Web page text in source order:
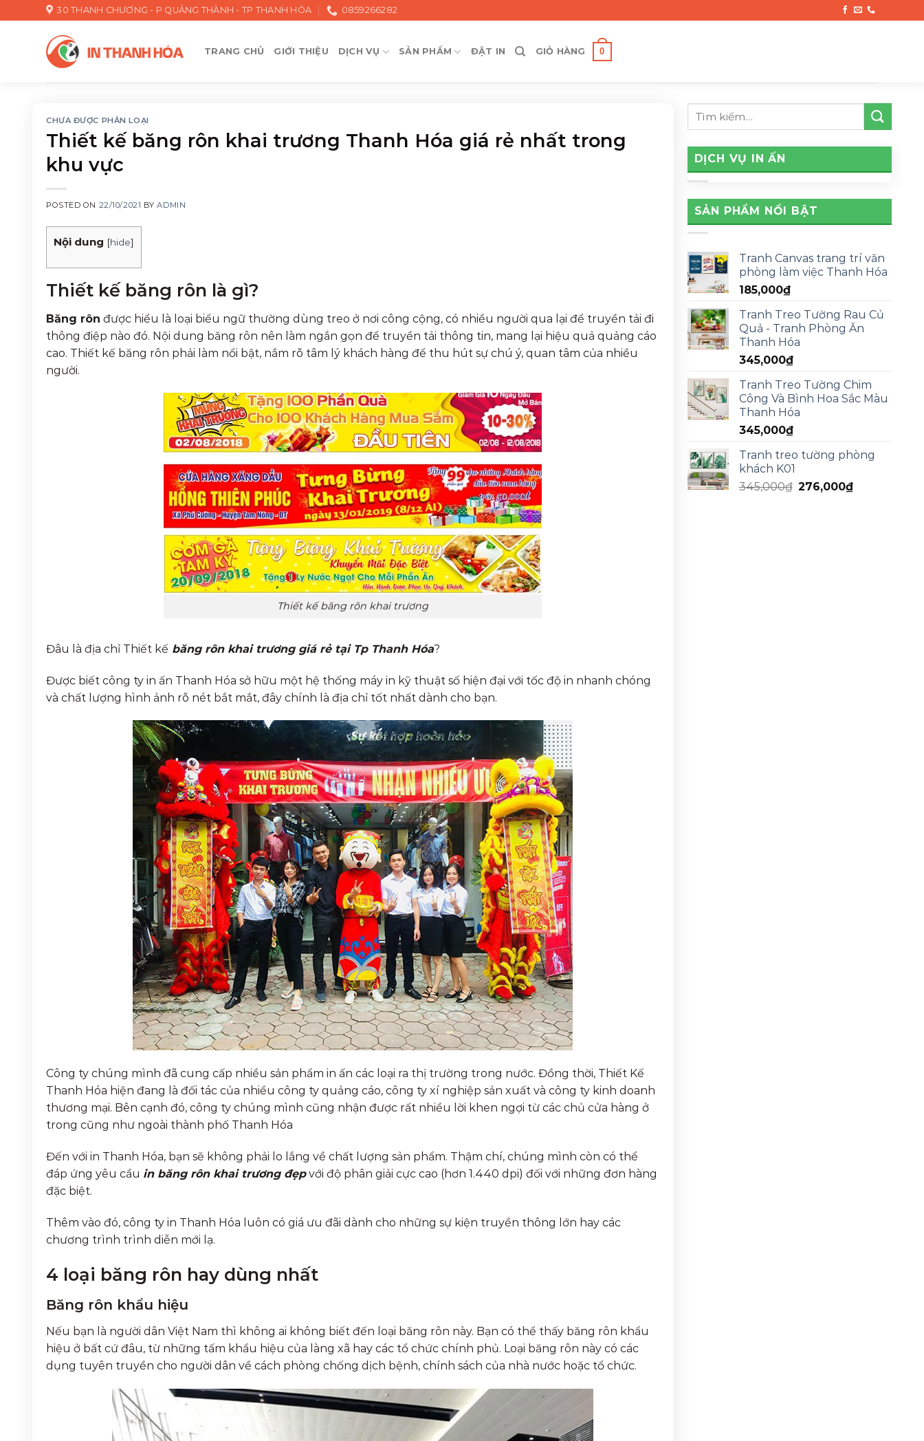
to
30 THANH CHƯƠNG - P QUẢNG THÀNH - TP THANH HÓA 0859266282
TRANG CHỦ GIỚI THIỆU DỊCH VỤ SẢN PHẨM ĐẶT IN GIỎ HÀNG 0
CHƯA ĐƯỢC PHÂN LOẠI
Thiết kế băng rôn khai trương Thanh Hóa giá rẻ nhất trong
khu vực
POSTED ON 22/10/2021 BYADMIN
Nội dung [hide]
Thiết kế băng rôn là gì?
Băng rôn được hiểu là loại biểu ngữ thường dùng treo ở nơi công cộng, có nhiều người qua lại để truyền tải đi
thông điệp nào đó. Nội dung băng rôn nên làm ngắn gọn để truyền tải thông tin, mang lại hiệu quả quảng cáo
cao. Thiết kế băng rôn phải làm nổi bật, nắm rõ tâm lý khách hàng để thu hút sự chú ý, quan tâm của nhiều
người.
Thiết kế băng rôn khai trương
Đâu là địa chỉ Thiết kế băng rôn khai trương giá rẻ tại Tp Thanh Hóa?
Được biết công ty in ấn Thanh Hóa sở hữu một hệ thống máy in kỹ thuật số hiện đại với tốc độ in nhanh chóng
và chất lượng hình ảnh rõ nét bắt mắt, đây chính là địa chỉ tốt nhất dành cho bạn.
Công ty chúng mình đã cung cấp nhiều sản phẩm in ấn các loại ra thị trường trong nước. Đồng thời, Thiết Kế
Thanh Hóa hiện đang là đối tác của nhiều công ty quảng cáo, công ty xí nghiệp sản xuất và công ty kinh doanh
thương mại. Bên cạnh đó, công ty chúng mình cũng nhận được rất nhiều lời khen ngợi từ các chủ cửa hàng ở
trong cũng như ngoài thành phố Thanh Hóa
Đến với in Thanh Hóa, bạn sẽ không phải lo lắng về chất lượng sản phẩm. Thậm chí, chúng mình còn có thể
đáp ứng yêu cầu in băng rôn khai trương đẹpvới độ phân giải cực cao (hơn 1.440 dpi) đối với những đơn hàng
đặc biệt.
Thêm vào đó, công ty in Thanh Hóa luôn có giá ưu đãi dành cho những sự kiện truyền thông lớn hay các
chương trình trình diễn mới lạ.
4 loại băng rôn hay dùng nhất
Băng rôn khẩu hiệu
Nếu bạn là người dân Việt Nam thì không ai không biết đến loại băng rôn này. Bạn có thể thấy băng rôn khẩu
hiệu ở bất cứ đâu, từ những tấm khẩu hiệu của làng xã hay các tổ chức chính phủ. Loại băng rôn này có các
dụng tuyên truyền cho người dân về cách phòng chống dịch bệnh, chính sách của nhà nước hoặc tổ chức.
DỊCH VỤ IN ẤN
SẢN PHẨM NỔI BẬT
Tranh Canvas trang trí văn
phòng làm việc Thanh Hóa
185,000₫
Tranh Treo Tường Rau Củ
Quả - Tranh Phòng Ăn
Thanh Hóa
345,000₫
Tranh Treo Tường Chim
Công Và Bình Hoa Sắc Màu
Thanh Hóa
345,000₫
Tranh treo tường phòng
khách K01
345,000₫ 276,000₫